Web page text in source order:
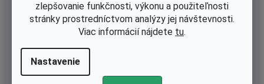
zlepšovanie funkčnosti, výkonu a použiteľnosti
stránky prostredníctvom analýzy jej návštevnosti.
Viac informácií nájdete tu.
Nastavenie